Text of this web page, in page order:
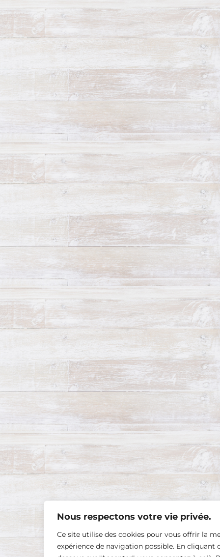
Nous respectons votre vie privée.
Ce site utilise des cookies pour vous offrir la
expérience de navigation possible. En cliquant